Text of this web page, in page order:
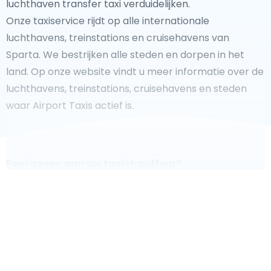
luchthaven transfer taxi verduidelijken.
Onze taxiservice rijdt op alle internationale
luchthavens, treinstations en cruisehavens van
Sparta. We bestrijken alle steden en dorpen in het
land. Op onze website vindt u meer informatie over de
luchthavens, treinstations, cruisehavens en steden
waar Airport Taxis actief is.